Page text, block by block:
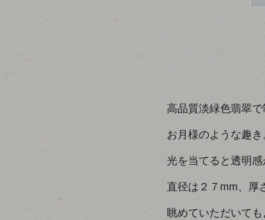
高品質淡緑色翡翠
お月様のような趣
光を当てると透明
直径は２７mm、厚
眺めていただいて